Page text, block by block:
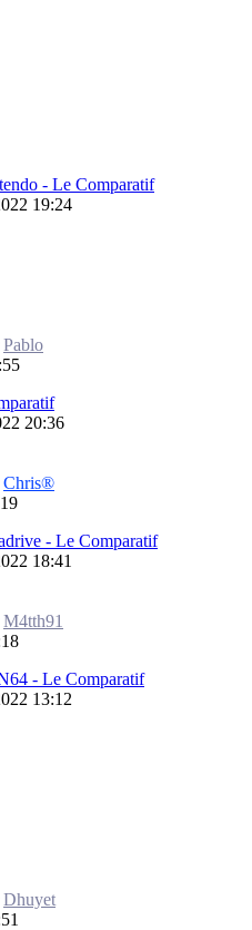
- Le Comparatif
19:24
Pablo
20:36
Chris®
- Le Comparatif
18:41
M4tth91
- Le Comparatif
13:12
Dhuyet